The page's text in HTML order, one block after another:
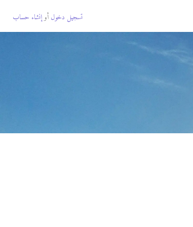
تسجيل دخول أوإنشاء حساب